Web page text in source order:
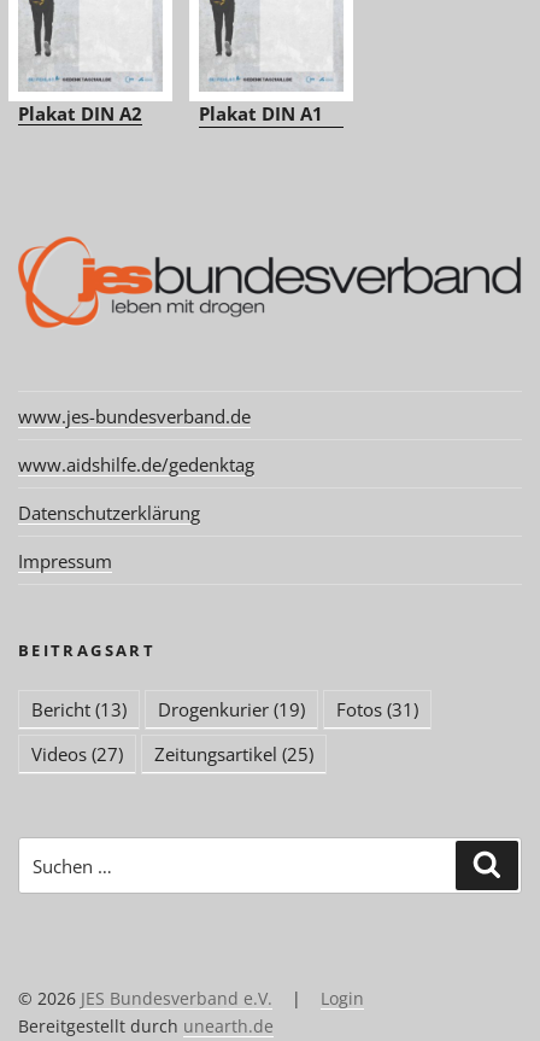
Plakat DIN A2 Plakat DIN A1
www.jes-bundesverband.de
www.aidshilfe.de/gedenktag
Datenschutzerklärung
Impressum
BEITRAGSART
Bericht (13) Drogenkurier (19) Fotos (31)
Videos (27) Zeitungsartikel (25)
nach:
© 2026 JES Bundesverband e.V. | Login
Bereitgestellt durch unearth.de